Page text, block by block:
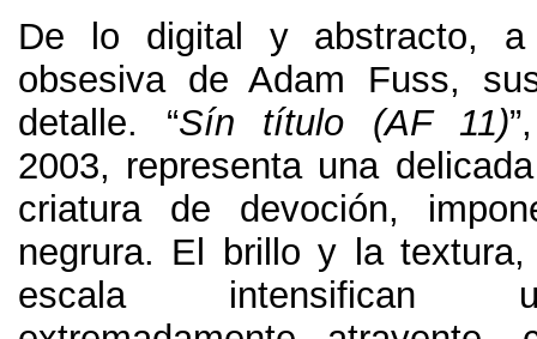
De lo digital y abstracto, a
obsesiva de Adam Fuss,
detalle. “Sín título (AF11)
2003, representa una
criatura de devoción,
negrura. El brillo y la textura
escala intensifican